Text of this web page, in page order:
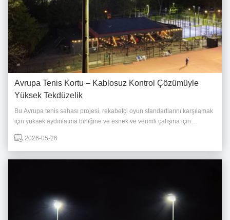
Avrupa Tenis Kortu – Kablosuz Kontrol Çözümüyle
Yüksek Tekdüzelik
Bu Avrupa tenis sahası projesi, rekabetçi oyun standartlarını karşılamak
için yüksek aydınlatma birliğine ve esnek ve verimli çalışma için
Işıklandırma çözümümüz, sabit ve hassas aydınlatma performansını
sağlayarak tüm mahallede m...
2026-05-26